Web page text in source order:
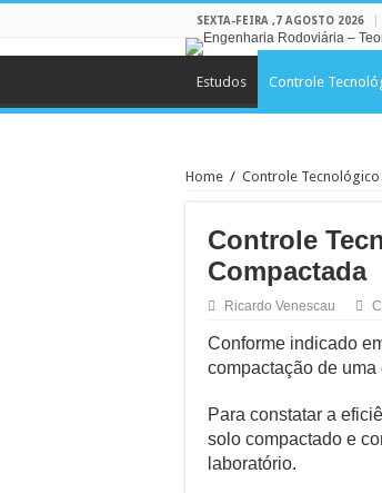
SEXTA-FEIRA ,7 AGOSTO 2026
Estudos Controle
Home / Controle Tecnológico
Controle
Compactada
Ricardo Venescau
Conforme indicado
compactação de
Para constatar a
solo compactado e
laboratório.